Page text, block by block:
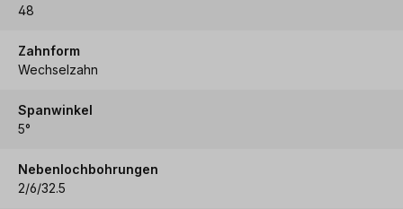
48
Zahnform
Wechselzahn
Spanwinkel
5°
Nebenlochbohrungen
2/6/32.5